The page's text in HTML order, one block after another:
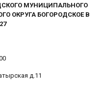
МУНИЦИПАЛЬНОГО
ОКРУГА БОГОРОДСКОЕ В
д.11